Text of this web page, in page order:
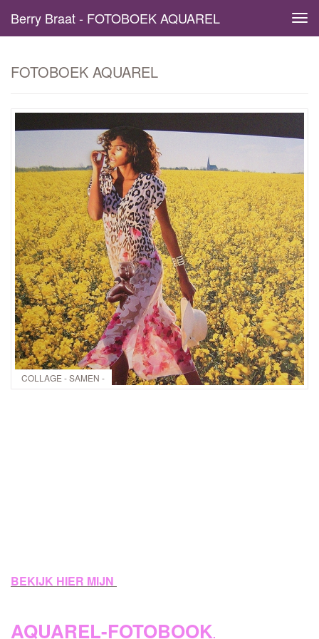
Berry Braat - FOTOBOEK AQUAREL
FOTOBOEK AQUAREL
COLLAGE - SAMEN -
BEKIJK HIER MIJN
AQUAREL-FOTOBOOK.